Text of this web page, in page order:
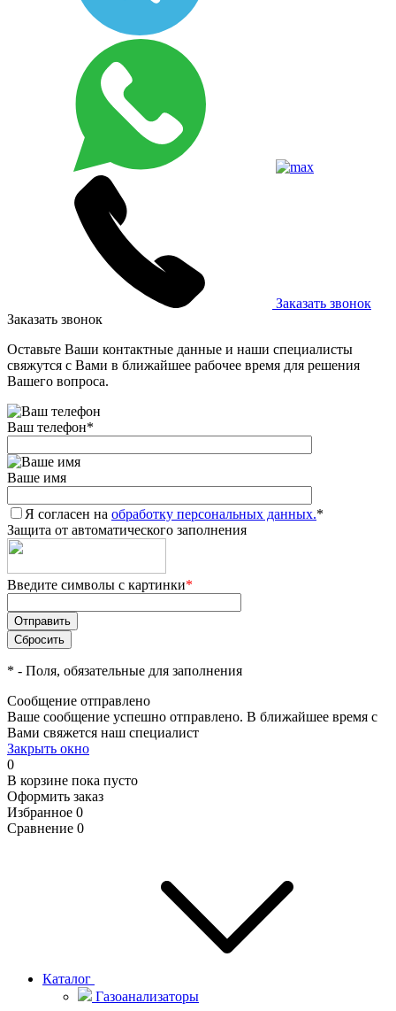
Заказать звонок
Заказать звонок
Оставьте Ваши контактные данные и наши специалисты
свяжутся с Вами в ближайшее рабочее время для решения
Вашего вопроса.
Ваш телефон*
Ваше имя
Я согласен на обработку персональных данных.*
Защита от автоматического заполнения
Введите символы с картинки*
* - Поля, обязательные для заполнения
Сообщение отправлено
Ваше сообщение успешно отправлено. В ближайшее время с
Вами свяжется наш специалист
Закрыть окно
0
В корзине пока пусто
Оформить заказ
Избранное 0
Сравнение 0
Каталог
Газоанализаторы